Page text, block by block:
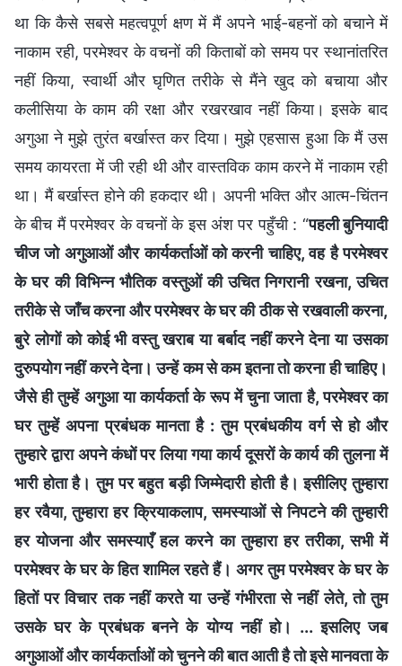
था कि कैसे सबसे महत्वपूर्ण क्षण में मैं अपने भाई-बहनों को बचाने में
नाकाम रही, परमेश्वर के वचनों की किताबों को समय पर स्थानांतरित
नहीं किया, स्वार्थी और घृणित तरीके से मैंने खुद को बचाया और
कलीसिया के काम की रक्षा और रखरखाव नहीं किया। इसके बाद
अगुआ ने मुझे तुरंत बर्खास्त कर दिया। मुझे एहसास हुआ कि मैं उस
समय कायरता में जी रही थी और वास्तविक काम करने में नाकाम रही
था। मैं बर्खास्त होने की हकदार थी। अपनी भक्ति और आत्म-चिंतन
के बीच मैं परमेश्वर के वचनों के इस अंश पर पहुँची : “पहली बुनियादी
चीज जो अगुआओं और कार्यकर्ताओं को करनी चाहिए, वह है परमेश्वर
के घर की विभिन्न भौतिक वस्तुओं की उचित निगरानी रखना, उचित
तरीके से जाँच करना और परमेश्वर के घर की ठीक से रखवाली करना,
बुरे लोगों को कोई भी वस्तु खराब या बर्बाद नहीं करने देना या उसका
दुरुपयोग नहीं करने देना। उन्हें कम से कम इतना तो करना ही चाहिए।
जैसे ही तुम्हें अगुआ या कार्यकर्ता के रूप में चुना जाता है, परमेश्वर का
घर तुम्हें अपना प्रबंधक मानता है : तुम प्रबंधकीय वर्ग से हो और
तुम्हारे द्वारा अपने कंधों पर लिया गया कार्य दूसरों के कार्य की तुलना में
भारी होता है। तुम पर बहुत बड़ी जिम्मेदारी होती है। इसीलिए तुम्हारा
हर रवैया, तुम्हारा हर क्रियाकलाप, समस्याओं से निपटने की तुम्हारी
हर योजना और समस्याएँ हल करने का तुम्हारा हर तरीका, सभी में
परमेश्वर के घर के हित शामिल रहते हैं। अगर तुम परमेश्वर के घर के
हितों पर विचार तक नहीं करते या उन्हें गंभीरता से नहीं लेते, तो तुम
उसके घर के प्रबंधक बनने के योग्य नहीं हो। ... इसलिए जब
अगुआओं और कार्यकर्ताओं को चुनने की बात आती है तो इसे मानवता के